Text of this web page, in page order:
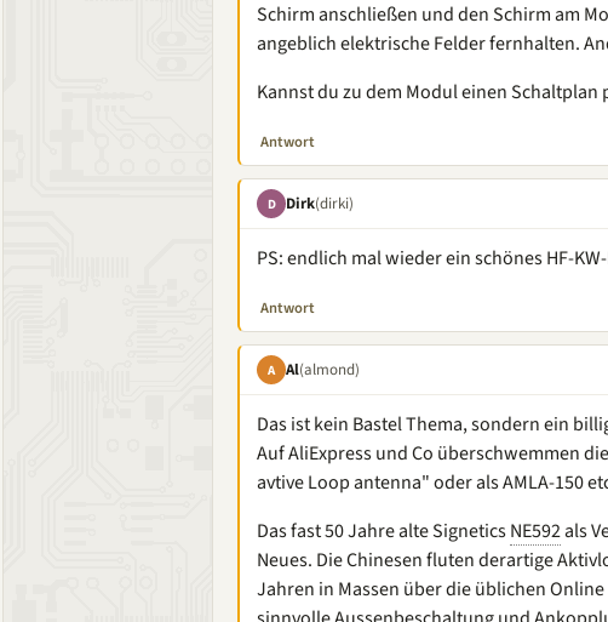
Schirm anschließen und den Schirm am
angeblich elektrische Felder fernhalten.
Kannst du zu dem Modul einen Schaltplan
Antwort
D Dirk(dirki)
PS: endlich mal wieder ein schönes HF-
Antwort
A Al(almond)
Das ist kein Bastel Thema, sondern ein
Auf AliExpress und Co überschwemmen
avtive Loop antenna" oder als AMLA-150
Das fast 50 Jahre alte SigneticsNE592als
Neues. Die Chinesen fluten derartige
Jahren in Massen über die üblichen